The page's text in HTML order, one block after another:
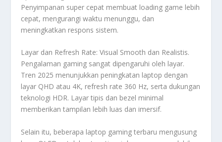
Penyimpanan super cepat membuat loading game lebih
cepat, mengurangi waktu menunggu, dan
meningkatkan respons sistem.
Layar dan Refresh Rate: Visual Smooth dan Realistis.
Pengalaman gaming sangat dipengaruhi oleh layar.
Tren 2025 menunjukkan peningkatan laptop dengan
layar QHD atau 4K, refresh rate 360 Hz, serta dukungan
teknologi HDR. Layar tipis dan bezel minimal
memberikan tampilan lebih luas dan imersif.
Selain itu, beberapa laptop gaming terbaru mengusung